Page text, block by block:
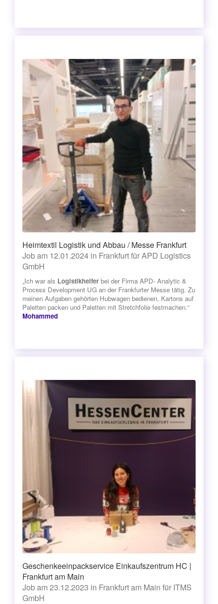
Heimtextil Logistik und Abbau / Messe Frankfurt
Job am 12.01.2024 in Frankfurt für APD Logistics
GmbH
„Ich war als Logistikhelfer bei der Firma APD- Analytic &
Process Development UG an der Frankfurter Messe tätig. Zu
meinen Aufgaben gehörten Hubwagen bedienen, Kartons auf
Paletten packen und Paletten mit Stretchfolie festmachen.“
Mohammed
Geschenkeeinpackservice Einkaufszentrum HC |
Frankfurt am Main
Job am 23.12.2023 in Frankfurt am Main für ITMS
GmbH